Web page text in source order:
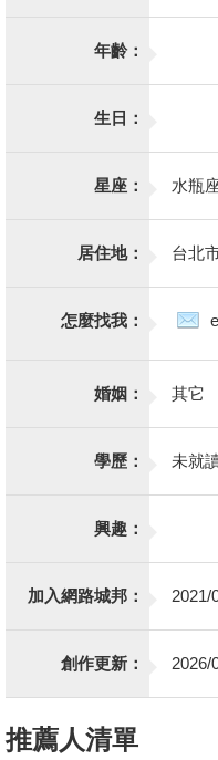
年齡：
生日：
星座： 水瓶
居住地： 台北
怎麼找我：
婚姻： 其它
學歷： 未就
興趣：
加入網路城邦： 2021/
創作更新： 2026/
推薦人清單